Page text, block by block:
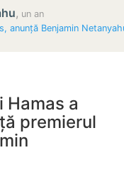
, un an
anunță Benjamin
Hamas a
premierul